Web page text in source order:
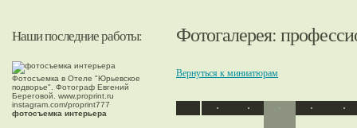
Наши последние работы:
Фотосъемка в Отеле "Юрьевское
подворье". Фотограф Евгений
Береговой. www.proprint.ru
instagram.com/proprint777
фотосъемка интерьера
Фотогалерея:
Вернуться к миниатюрам